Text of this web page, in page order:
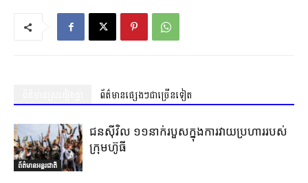
ព័ត៌មានផ្សេងៗជាច្រើនទៀត
ព័ត៌មានអន្តរជាតិ
ជនស៊ីវិល ១១នាក់របួសក្នុងការវាយប្រហាររបស់
ក្រុមហ៊ូធី